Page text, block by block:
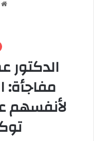
الدكتور
مفاجأة:
لأنفسهم